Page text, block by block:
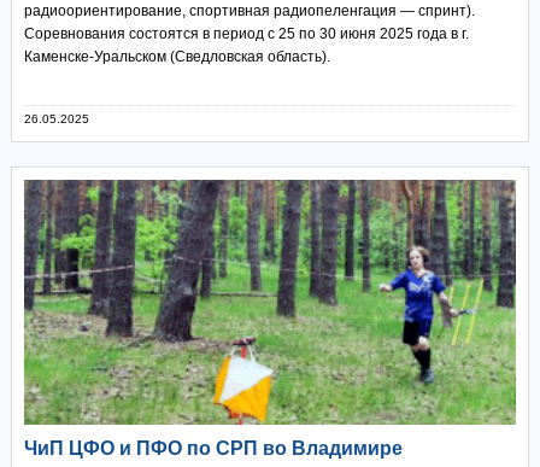
радиоориентирование, спортивная радиопеленгация — спринт).
Соревнования состоятся в период с 25 по 30 июня 2025 года в г.
Каменске-Уральском (Сведловская область).
26.05.2025
ЧиП ЦФО и ПФО по СРП во Владимире